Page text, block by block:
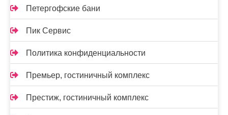
Петергофские бани
Пик Сервис
Политика конфиденциальности
Премьер, гостиничный комплекс
Престиж, гостиничный комплекс